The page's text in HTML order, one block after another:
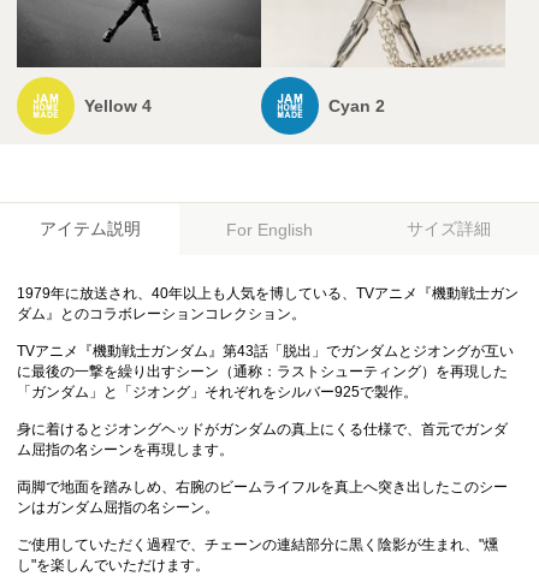
Yellow 4 Cyan 2
アイテム説明 For English サイズ詳細
1979年に放送され、40年以上も人気を博している、TVアニメ『機動戦士ガン
ダム』とのコラボレーションコレクション。
TVアニメ『機動戦士ガンダム』第43話「脱出」でガンダムとジオングが互い
に最後の一撃を繰り出すシーン（通称：ラストシューティング）を再現した
「ガンダム」と「ジオング」それぞれをシルバー925で製作。
身に着けるとジオングヘッドがガンダムの真上にくる仕様で、首元でガンダ
ム屈指の名シーンを再現します。
両脚で地面を踏みしめ、右腕のビームライフルを真上へ突き出したこのシー
ンはガンダム屈指の名シーン。
ご使用していただく過程で、チェーンの連結部分に黒く陰影が生まれ、"燻
し"を楽しんでいただけます。